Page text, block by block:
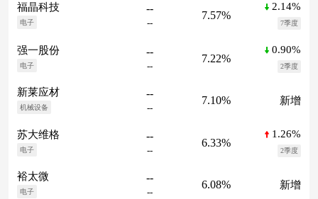
福晶科技
电子
--
--
7.57%
2.14%
7季度
强一股份
电子
--
--
7.22%
0.90%
2季度
新莱应材
机械设备
--
--
7.10% 新增
苏大维格
电子
--
--
6.33%
1.26%
2季度
裕太微
电子
--
--
6.08% 新增